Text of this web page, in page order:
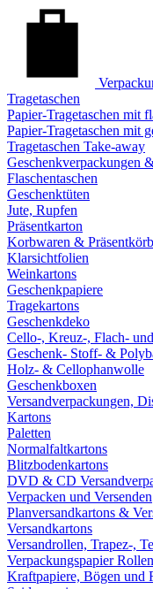
Tragetaschen
Papier-Tragetaschen mit
Papier-Tragetaschen mit
Tragetaschen Take-away
Geschenkverpackungen
Flaschentaschen
Geschenktüten
Jute, Rupfen
Präsentkarton
Korbwaren &
Klarsichtfolien
Weinkartons
Geschenkpapiere
Tragekartons
Geschenkdeko
Cello-, Kreuz-, Flach-
Geschenk- Stoff- &
Holz- & Cellophanwolle
Geschenkboxen
Versandverpackungen,
Kartons
Paletten
Normalfaltkartons
Blitzbodenkartons
DVD & CD
Verpacken und Versenden
Planversandkartons &
Versandkartons
Versandrollen, Trapez-,
Verpackungspapier
Kraftpapiere, Bögen und